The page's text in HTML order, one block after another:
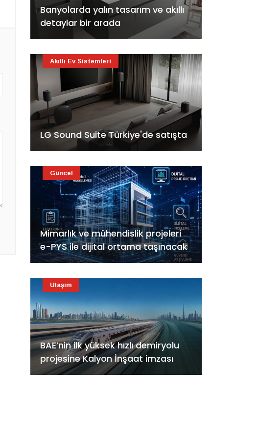
Banyolarda yalın tasarım ve akıllı
detaylar bir arada
LG Sound Suite Türkiye'de satışta
Akıllı Ev Sistemleri
Mimarlık ve mühendislik projeleri
e-PYS ile dijital ortama taşınacak
Güncel
BAE’nin ilk yüksek hızlı demiryolu
projesine Kalyon İnşaat imzası
Ulaşım